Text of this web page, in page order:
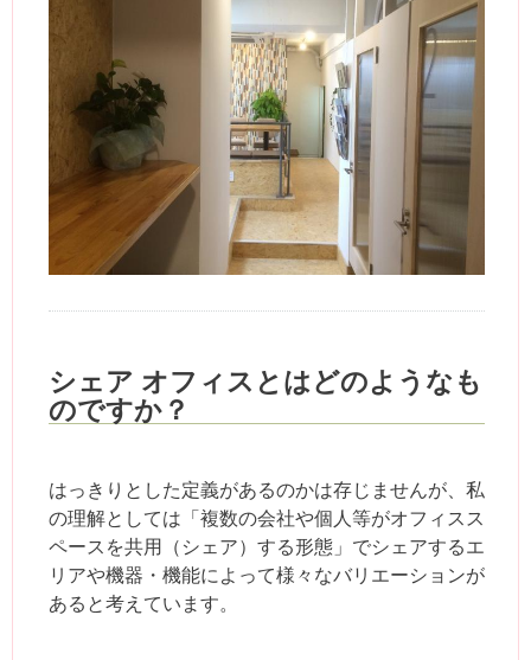
シェア オフィスとはどのようなも
のですか？
はっきりとした定義があるのかは存じませんが、私
の理解としては「複数の会社や個人等がオフィスス
ペースを共用（シェア）する形態」でシェアするエ
リアや機器・機能によって様々なバリエーションが
あると考えています。